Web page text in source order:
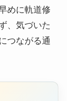
めに軌道修
、気づいた
つながる通